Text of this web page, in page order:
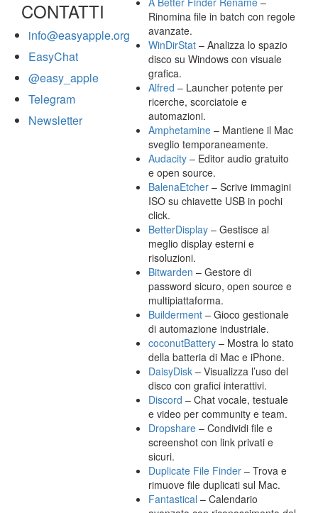
CONTATTI
info@easyapple.org
EasyChat
@easy_apple
Telegram
Newsletter
Rinomina file in batch con regole
avanzate.
WinDirStat – Analizza lo spazio
disco su Windows con visuale
grafica.
Alfred – Launcher potente per
ricerche, scorciatoie e
automazioni.
Amphetamine – Mantiene il Mac
sveglio temporaneamente.
Audacity – Editor audio gratuito
e open source.
BalenaEtcher – Scrive immagini
ISO su chiavette USB in pochi
click.
BetterDisplay – Gestisce al
meglio display esterni e
risoluzioni.
Bitwarden – Gestore di
password sicuro, open source e
multipiattaforma.
Builderment – Gioco gestionale
di automazione industriale.
coconutBattery – Mostra lo stato
della batteria di Mac e iPhone.
DaisyDisk – Visualizza l’uso del
disco con grafici interattivi.
Discord – Chat vocale, testuale
e video per community e team.
Dropshare – Condividi file e
screenshot con link privati e
sicuri.
Duplicate File Finder – Trova e
rimuove file duplicati sul Mac.
Fantastical – Calendario